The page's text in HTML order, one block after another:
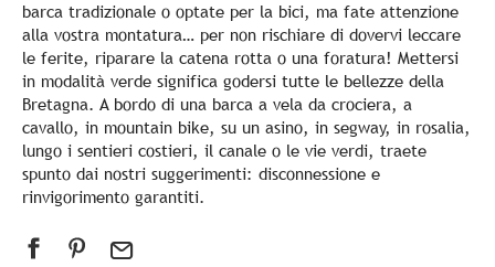
barca tradizionale o optate per la bici, ma fate attenzione
alla vostra montatura… per non rischiare di dovervi leccare
le ferite, riparare la catena rotta o una foratura! Mettersi
in modalità verde significa godersi tutte le bellezze della
Bretagna. A bordo di una barca a vela da crociera, a
cavallo, in mountain bike, su un asino, in segway, in rosalia,
lungo i sentieri costieri, il canale o le vie verdi, traete
spunto dai nostri suggerimenti: disconnessione e
rinvigorimento garantiti.